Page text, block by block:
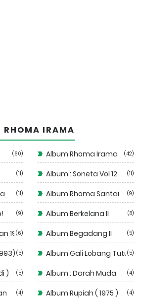
RHOMA IRAMA
60 Album Rhoma Irama 42
11 Album : Soneta Vol 12 11
11 Album Rhoma Santai 9
9 Album Berkelana II 8
1972
6 Album Begadang II 5
5 Album Gali Lobang Tutup
5
) 5 Album : Darah Muda 4
4 Album Rupiah ( 1975 ) 4